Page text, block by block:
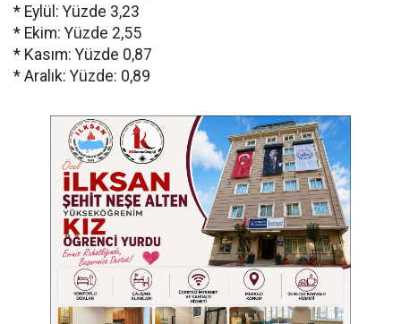
* Eylül: Yüzde 3,23
* Ekim: Yüzde 2,55
* Kasım: Yüzde 0,87
* Aralık: Yüzde: 0,89